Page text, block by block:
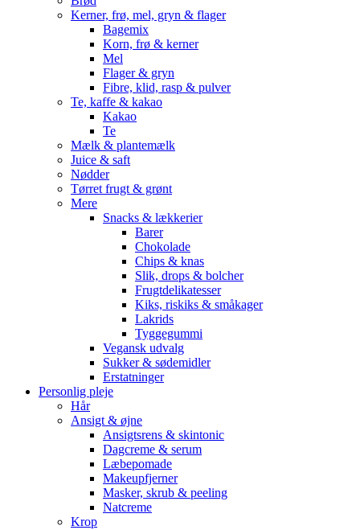
Kerner, frø, mel, gryn & flager
Bagemix
Korn, frø & kerner
Mel
Flager & gryn
Fibre, klid, rasp & pulver
Te, kaffe & kakao
Kakao
Te
Mælk & plantemælk
Juice & saft
Nødder
Tørret frugt & grønt
Mere
Snacks & lækkerier
Barer
Chokolade
Chips & knas
Slik, drops & bolcher
Frugtdelikatesser
Kiks, riskiks & småkager
Lakrids
Tyggegummi
Vegansk udvalg
Sukker & sødemidler
Erstatninger
Personlig pleje
Hår
Ansigt & øjne
Ansigtsrens & skintonic
Dagcreme & serum
Læbepomade
Makeupfjerner
Masker, skrub & peeling
Natcreme
Krop